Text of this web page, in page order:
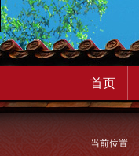
首页
当前位置